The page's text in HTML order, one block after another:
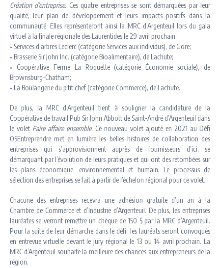
Création d’entreprise. Ces quatre entreprises se sont démarquées par leur
qualité, leur plan de développement et leurs impacts positifs dans la
communauté. Elles représenteront ainsi la MRC d’Argenteuil lors du gala
virtuel à la finale régionale des Laurentides le 29 avril prochain:
• Services d’arbres Leclerc (catégorie Services aux individus), de Gore;
• Brasserie Sir John Inc. (catégorie Bioalimentaire), de Lachute;
• Coopérative Ferme La Roquette (catégorie Économie sociale), de
Brownsburg-Chatham;
• La Boulangerie du p’tit chef (catégorie Commerce), de Lachute.
De plus, la MRC d’Argenteuil tient à souligner la candidature de la
Coopérative de travail Pub Sir John Abbott de Saint-André d’Argenteuil dans
le volet Faire affaire ensemble. Ce nouveau volet ajouté en 2021 au Défi
OSEntreprendre met en lumière les belles histoires de collaboration des
entreprises qui s’approvisionnent auprès de fournisseurs d’ici, se
démarquant par l’évolution de leurs pratiques et qui ont des retombées sur
les plans économique, environnemental et humain. Le processus de
sélection des entreprises se fait à partir de l’échelon régional pour ce volet.
Chacune des entreprises recevra une adhésion gratuite d’un an à la
Chambre de Commerce et d’Industrie d’Argenteuil. De plus, les entreprises
lauréates se verront remettre un chèque de 150 $ par la MRC d’Argenteuil.
Pour la suite de leur démarche dans le défi, les lauréats seront convoqués
en entrevue virtuelle devant le jury régional le 13 ou 14 avril prochain. La
MRC d’Argenteuil souhaite la meilleure des chances aux entrepreneurs de la
région.